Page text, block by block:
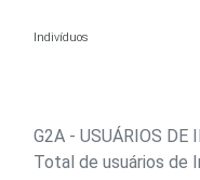
Indivíduos
G2A - USUÁRIOS DE
Total de usuários de